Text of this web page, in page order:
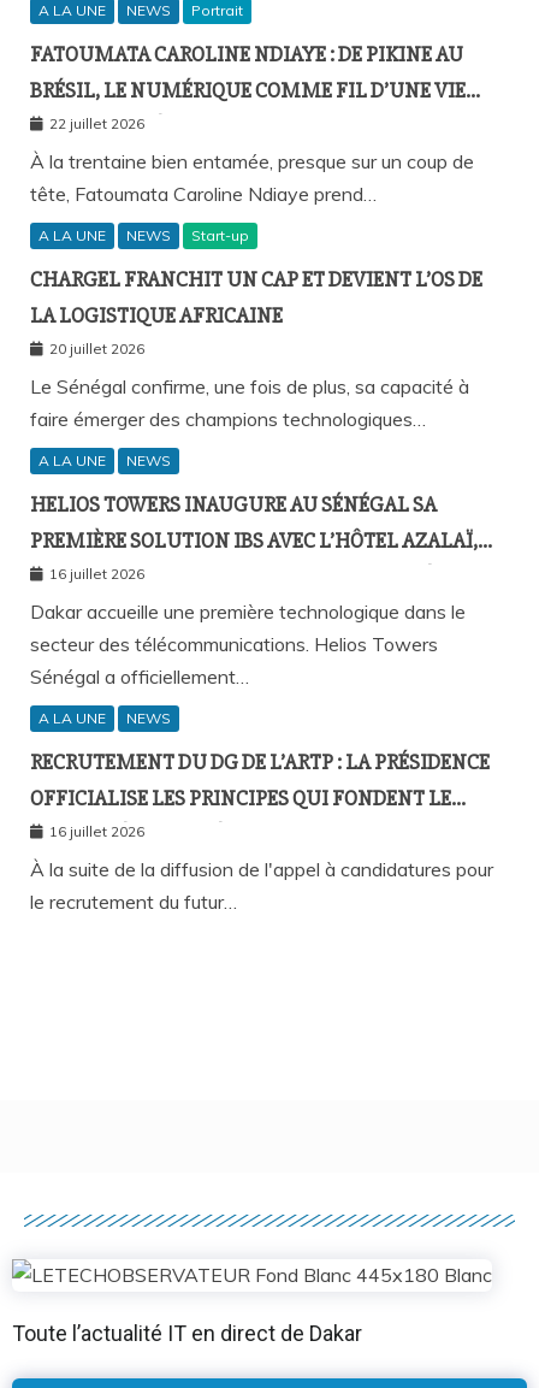
A LA UNE NEWS Portrait
FATOUMATA CAROLINE NDIAYE : DE PIKINE AU
BRÉSIL, LE NUMÉRIQUE COMME FIL D’UNE VIE
SANS FRONTIÈRES
22 juillet 2026
À la trentaine bien entamée, presque sur un coup de
tête, Fatoumata Caroline Ndiaye prend…
A LA UNE NEWS Start-up
CHARGEL FRANCHIT UN CAP ET DEVIENT L’OS DE
LA LOGISTIQUE AFRICAINE
20 juillet 2026
Le Sénégal confirme, une fois de plus, sa capacité à
faire émerger des champions technologiques…
A LA UNE NEWS
HELIOS TOWERS INAUGURE AU SÉNÉGAL SA
PREMIÈRE SOLUTION IBS AVEC L’HÔTEL AZALAÏ,
NOUVEAU STANDARD DE LA CONNECTIVITÉ
MOBILE À L’INTÉRIEUR DES BÂTIMENTS
16 juillet 2026
Dakar accueille une première technologique dans le
secteur des télécommunications. Helios Towers
Sénégal a officiellement…
A LA UNE NEWS
RECRUTEMENT DU DG DE L’ARTP : LA PRÉSIDENCE
OFFICIALISE LES PRINCIPES QUI FONDENT LE
RECOURS À L’APPEL À CANDIDATURES
16 juillet 2026
À la suite de la diffusion de l'appel à candidatures pour
le recrutement du futur…
Toute l’actualité IT en direct de Dakar